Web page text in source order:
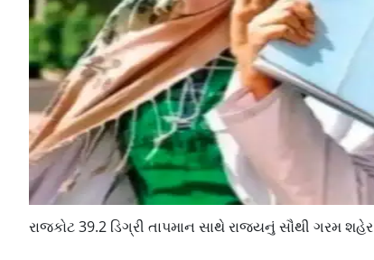
રાજકોટ 39.2 ડિગ્રી તાપમાન સાથે રાજ્યનું સૌથી ગરમ શહેર